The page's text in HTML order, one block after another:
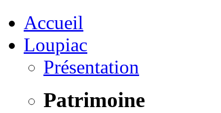
Accueil
Loupiac
Présentation
Patrimoine